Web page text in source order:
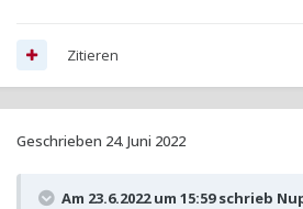
Zitieren
Geschrieben 24. Juni 2022
Am 23.6.2022 um 15:59 schrieb